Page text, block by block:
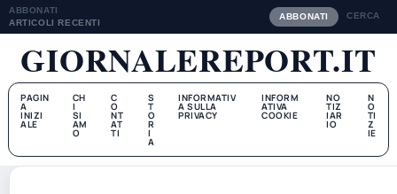
ABBONATI
ARTICOLI RECENTI
ABBONATI CERCA
GIORNALEREPORT.IT
PAGIN
A
INIZI
ALE
CH
I
SI
AM
O
C
O
NT
AT
TI
S
T
O
R
I
A
INFORMATIV
A SULLA
PRIVACY
INFORM
ATIVA
COOKIE
NO
TIZ
IAR
IO
N
O
TI
Z
IE